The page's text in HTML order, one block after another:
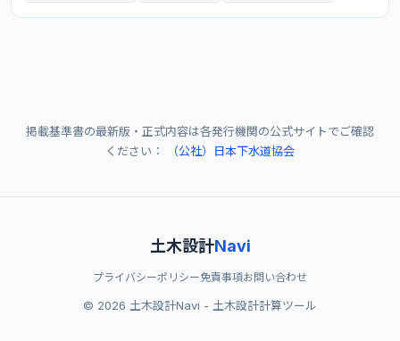
掲載基準書の最新版・正式内容は各発行機関の公式サイトでご確認
ください：
（公社）日本下水道協会
土木設計Navi
プライバシーポリシー免責事項お問い合わせ
© 2026 土木設計Navi - 土木設計計算ツール